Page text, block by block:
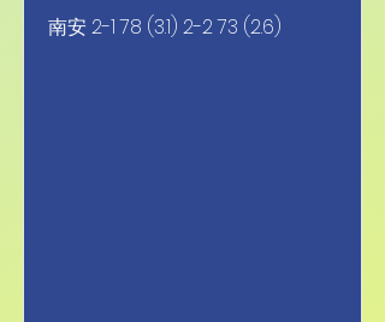
南安2-1 78 (3.1) 2-2 73 (2.6)